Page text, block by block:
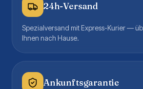
24h-Versand
Spezialversand mit Express-Kurier —
Ihnen nach Hause.
Ankunftsgarantie